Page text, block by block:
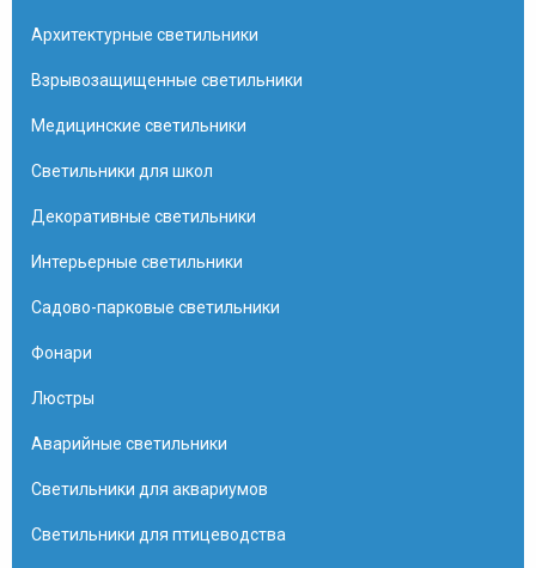
Архитектурные светильники
Взрывозащищенные светильники
Медицинские светильники
Светильники для школ
Декоративные светильники
Интерьерные светильники
Садово-парковые светильники
Фонари
Люстры
Аварийные светильники
Светильники для аквариумов
Светильники для птицеводства